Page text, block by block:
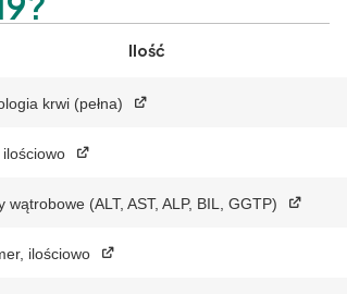
Ilość
krwi (pełna)
ilościowo
wątrobowe (ALT, AST, ALP, BIL, GGTP)
ilościowo